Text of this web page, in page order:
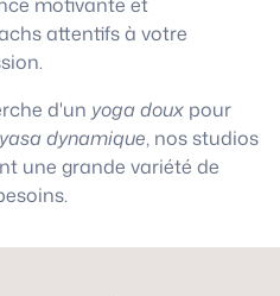
attentifs à votre
d'un yoga doux pour
dynamique, nos studios
une grande variété de